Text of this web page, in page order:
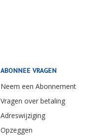
ABONNEE VRAGEN
Neem een Abonnement
Vragen over betaling
Adreswijziging
Opzeggen